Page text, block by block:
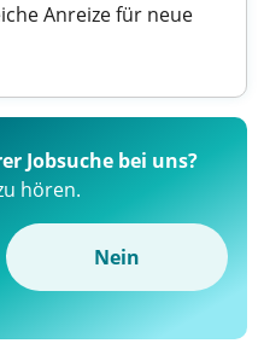
Anreize für neue
Jobsuche bei uns?
hören.
Nein